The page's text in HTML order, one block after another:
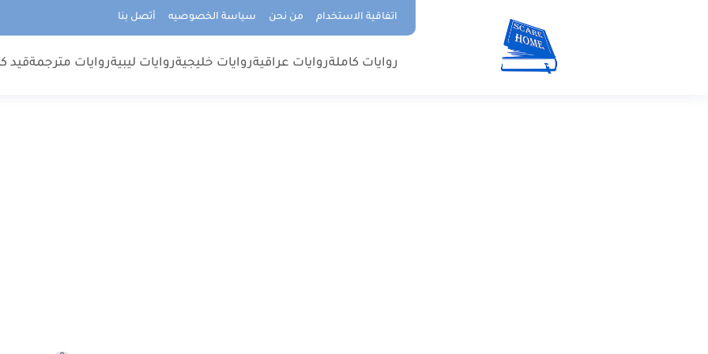
اتفاقية الاستخدام من نحن سياسة الخصوصيه أتصل بنا
روايات كاملةروايات عراقيةروايات خليجيةروايات ليبيةروايات مترجمةقيد